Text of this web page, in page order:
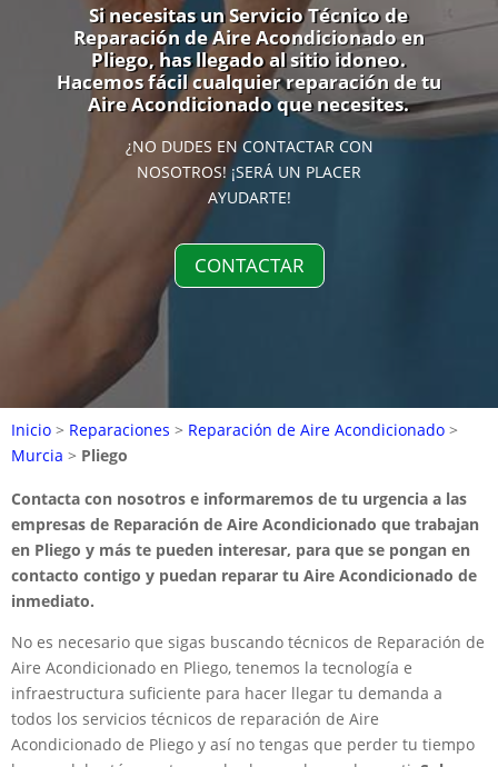
Si necesitas un Servicio Técnico de
Reparación de Aire Acondicionado en
Pliego, has llegado al sitio idoneo.
Hacemos fácil cualquier reparación de tu
Aire Acondicionado que necesites.
¿NO DUDES EN CONTACTAR CON
NOSOTROS! ¡SERÁ UN PLACER
AYUDARTE!
CONTACTAR
Inicio > Reparaciones > Reparación de Aire Acondicionado >
Murcia > Pliego
Contacta con nosotros e informaremos de tu urgencia a las
empresas de Reparación de Aire Acondicionado que trabajan
en Pliego y más te pueden interesar, para que se pongan en
contacto contigo y puedan reparar tu Aire Acondicionado de
inmediato.
No es necesario que sigas buscando técnicos de Reparación de
Aire Acondicionado en Pliego, tenemos la tecnología e
infraestructura suficiente para hacer llegar tu demanda a
todos los servicios técnicos de reparación de Aire
Acondicionado de Pliego y así no tengas que perder tu tiempo